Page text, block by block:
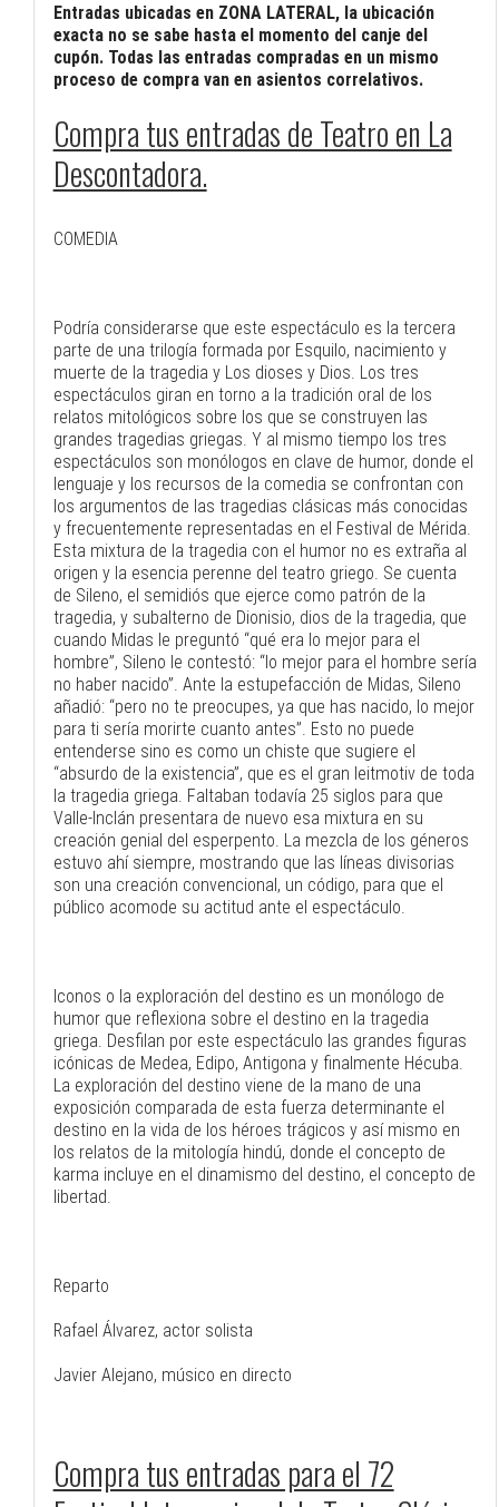
Entradas ubicadas en ZONA LATERAL, la ubicación
exacta no se sabe hasta el momento del canje del
cupón. Todas las entradas compradas en un mismo
proceso de compra van en asientos correlativos.
Compra tus entradas de Teatro en La
Descontadora.
COMEDIA
Podría considerarse que este espectáculo es la tercera
parte de una trilogía formada por Esquilo, nacimiento y
muerte de la tragedia y Los dioses y Dios. Los tres
espectáculos giran en torno a la tradición oral de los
relatos mitológicos sobre los que se construyen las
grandes tragedias griegas. Y al mismo tiempo los tres
espectáculos son monólogos en clave de humor, donde el
lenguaje y los recursos de la comedia se confrontan con
los argumentos de las tragedias clásicas más conocidas
y frecuentemente representadas en el Festival de Mérida.
Esta mixtura de la tragedia con el humor no es extraña al
origen y la esencia perenne del teatro griego. Se cuenta
de Sileno, el semidiós que ejerce como patrón de la
tragedia, y subalterno de Dionisio, dios de la tragedia, que
cuando Midas le preguntó “qué era lo mejor para el
hombre”, Sileno le contestó: “lo mejor para el hombre sería
no haber nacido”. Ante la estupefacción de Midas, Sileno
añadió: “pero no te preocupes, ya que has nacido, lo mejor
para ti sería morirte cuanto antes”. Esto no puede
entenderse sino es como un chiste que sugiere el
“absurdo de la existencia”, que es el gran leitmotiv de toda
la tragedia griega. Faltaban todavía 25 siglos para que
Valle-Inclán presentara de nuevo esa mixtura en su
creación genial del esperpento. La mezcla de los géneros
estuvo ahí siempre, mostrando que las líneas divisorias
son una creación convencional, un código, para que el
público acomode su actitud ante el espectáculo.
Iconos o la exploración del destino es un monólogo de
humor que reflexiona sobre el destino en la tragedia
griega. Desfilan por este espectáculo las grandes figuras
icónicas de Medea, Edipo, Antigona y finalmente Hécuba.
La exploración del destino viene de la mano de una
exposición comparada de esta fuerza determinante el
destino en la vida de los héroes trágicos y así mismo en
los relatos de la mitología hindú, donde el concepto de
karma incluye en el dinamismo del destino, el concepto de
libertad.
Reparto
Rafael Álvarez, actor solista
Javier Alejano, músico en directo
Compra tus entradas para el 72